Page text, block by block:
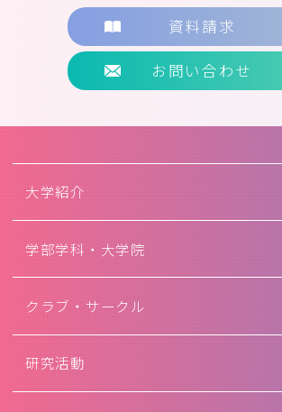
資料請求
お問い合わせ
大学紹介
学部学科・大学院
クラブ・サークル
研究活動